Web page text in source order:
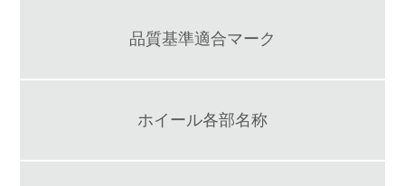
品質基準適合マーク
ホイール各部名称